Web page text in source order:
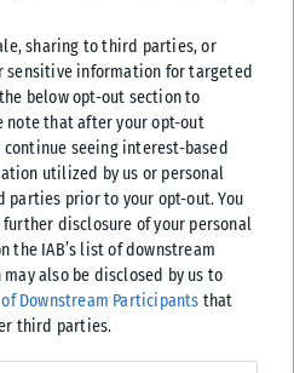
sharing to third parties, or
sensitive information for targeted
below opt-out section to
note that after your opt-out
seeing interest-based
utilized by us or personal
prior to your opt-out. You
disclosure of your personal
the IAB’s list of downstream
also be disclosed by us to
of Downstream Participants that
third parties.
uses one or more Google
στη βόρεια
των μελτεμιών θα κυλήσει το